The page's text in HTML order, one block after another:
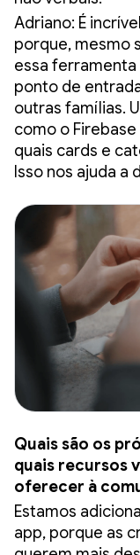
Adriano: É
porque, mesmo
essa ferramenta
ponto de
outras famílias.
como o
quais cards e
Isso nos ajuda a
Quais são os
quais recursos
oferecer à
Estamos
app, porque as